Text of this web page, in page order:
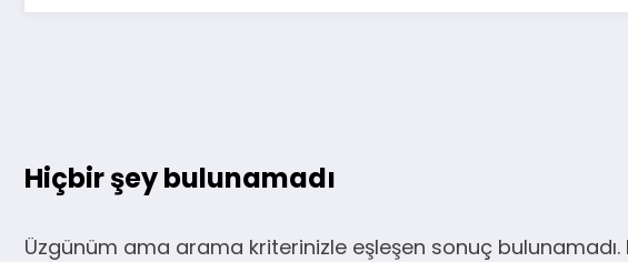
Hiçbir şey bulunamadı
Üzgünüm ama arama kriterinizle eşleşen sonuç